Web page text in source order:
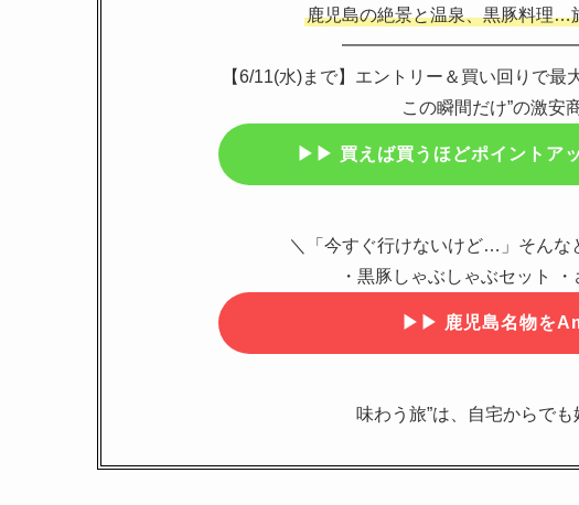
鹿児島の絶景と温泉、黒豚料理…
【6/11(水)まで】エントリー＆買い回りで最
この瞬間だけ”の激安
▶▶ 買えば買うほどポイントア
＼「今すぐ行けないけど…」そんな
・黒豚しゃぶしゃぶセット
▶▶ 鹿児島名物を
味わう旅”は、自宅からで